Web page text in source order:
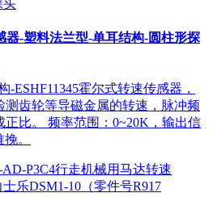
器-塑料法兰型-单耳结构-圆柱形探
-ESHF11345霍尔式转速传感器，
测齿轮等导磁金属的转速，脉冲频
正比。 频率范围：0~20K，输出信
。